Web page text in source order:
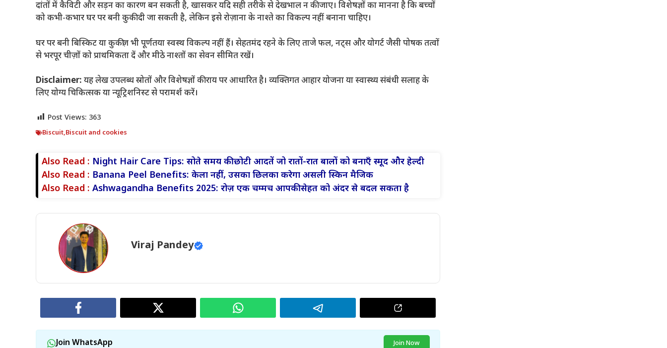
दांतों में कैविटी और सड़न का कारण बन सकती है, खासकर यदि सही तरीके से देखभाल न की जाए। विशेषज्ञों का मानना है कि बच्चों
को कभी-कभार घर पर बनी कुकी दी जा सकती है, लेकिन इसे रोज़ाना के नाश्ते का विकल्प नहीं बनाना चाहिए।
घर पर बनी बिस्किट या कुकीज़ भी पूर्णतया स्वस्थ विकल्प नहीं हैं। सेहतमंद रहने के लिए ताजे फल, नट्स और योगर्ट जैसी पोषक तत्वों
से भरपूर चीज़ों को प्राथमिकता दें और मीठे नाश्तों का सेवन सीमित रखें।
Disclaimer: यह लेख उपलब्ध स्रोतों और विशेषज्ञों की राय पर आधारित है। व्यक्तिगत आहार योजना या स्वास्थ्य संबंधी सलाह के
लिए योग्य चिकित्सक या न्यूट्रिशनिस्ट से परामर्श करें।
Post Views: 363
Biscuit,Biscuit and cookies
Also Read : Night Hair Care Tips: सोते समय की छोटी आदतें जो रातों-रात बालों को बनाएँ स्मूद और हेल्दी
Also Read : Banana Peel Benefits: केला नहीं, उसका छिलका करेगा असली स्किन मैजिक
Also Read : Ashwagandha Benefits 2025: रोज़ एक चम्मच आपकी सेहत को अंदर से बदल सकता है
Viraj Pandey
Join WhatsApp Join Now